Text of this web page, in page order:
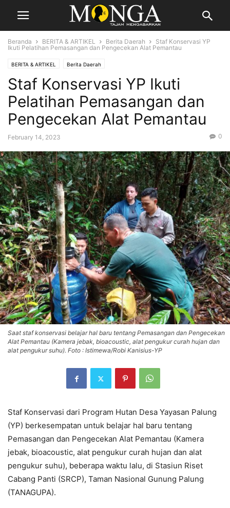
Beranda BERITA & ARTIKEL Berita Daerah
Staf Konservasi YP
Ikuti Pelatihan Pemasangan dan Pengecekan Alat Pemantau
BERITA & ARTIKEL Berita Daerah
Staf Konservasi YP Ikuti
Pelatihan Pemasangan dan
Pengecekan Alat Pemantau
February 14, 2023 0
Saat staf konservasi belajar hal baru tentang Pemasangan dan Pengecekan
Alat Pemantau (Kamera jebak, bioacoustic, alat pengukur curah hujan dan
alat pengukur suhu). Foto : Istimewa/Robi Kanisius-YP
Staf Konservasi dari Program Hutan Desa Yayasan Palung
(YP) berkesempatan untuk belajar hal baru tentang
Pemasangan dan Pengecekan Alat Pemantau (Kamera
jebak, bioacoustic, alat pengukur curah hujan dan alat
pengukur suhu), beberapa waktu lalu, di Stasiun Riset
Cabang Panti (SRCP), Taman Nasional Gunung Palung
(TANAGUPA).